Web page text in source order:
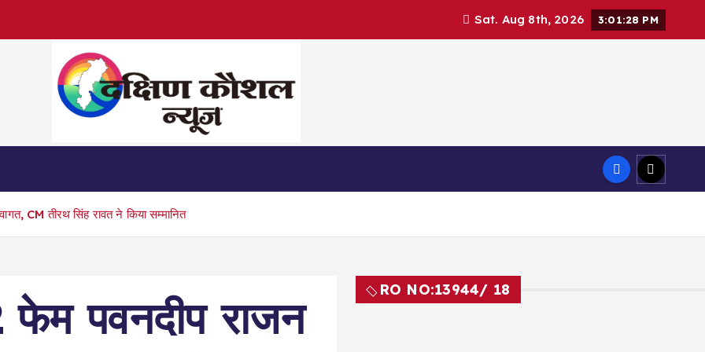
Sat. Aug 8th, 2026 3:01:29 PM
CM तीरथ सिंह रावत ने किया सम्मानित
पवनदीप राजन
RO NO:13944/ 18